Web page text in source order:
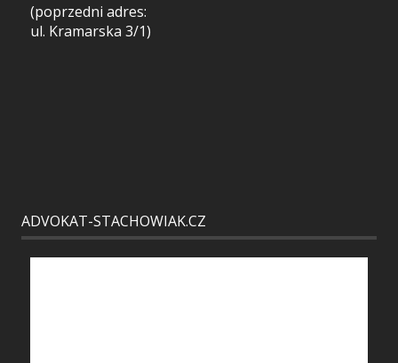
(poprzedni adres:
ul. Kramarska 3/1)
ADVOKAT-STACHOWIAK.CZ